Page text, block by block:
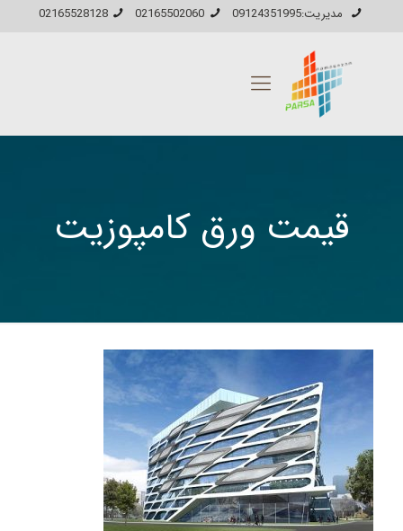
مدیریت:09124351995 02165502060
02165528128
قیمت ورق کامپوزیت